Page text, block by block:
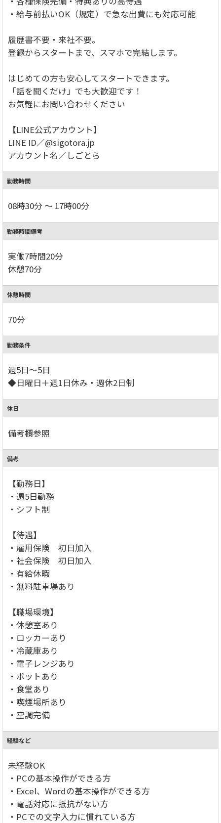
・給与前払いOK（規定）で急な出費にも対応可能
履歴書不要・来社不要。
登録からスタートまで、スマホで完結します。
はじめての方も安心してスタートできます。
「話を聞くだけ」でも大歓迎です！
お気軽にお問い合わせください
【LINE公式アカウント】
LINE ID／@sigotora.jp
アカウント名／しごとら
勤務時間
08時30分 ～ 17時00分
勤務時間備考
実働7時間20分
休憩70分
休憩時間
70分
勤務条件
週5日～5日
◆日曜日＋週1日休み・週休2日制
休日
備考欄参照
備考
【勤務日】
・週5日勤務
・シフト制
【待遇】
・雇用保険 初日加入
・社会保険 初日加入
・有給休暇
・無料駐車場あり
【職場環境】
・休憩室あり
・ロッカーあり
・冷蔵庫あり
・電子レンジあり
・ポットあり
・食堂あり
・喫煙場所あり
・空調完備
経験など
未経験OK
・PCの基本操作ができる方
・Excel、Wordの基本操作ができる方
・電話対応に抵抗がない方
・PCでの文字入力に慣れている方